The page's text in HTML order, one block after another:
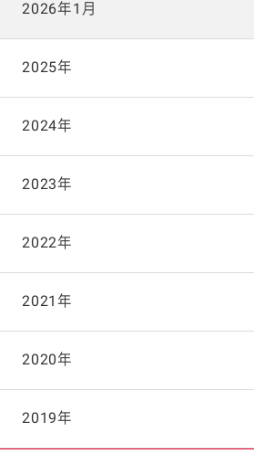
2026年1月
2025年
2025年12月
2025年11月
2025年10月
2025年9月
2025年8月
2025年7月
2024年
2024年12月
2024年11月
2024年10月
2024年9月
2024年8月
2023年
2023年12月
2023年11月
2023年10月
2023年9月
2022年
2022年12月
2022年11月
2022年10月
2021年
2021年12月
2021年11月
2020年
2020年12月
2019年